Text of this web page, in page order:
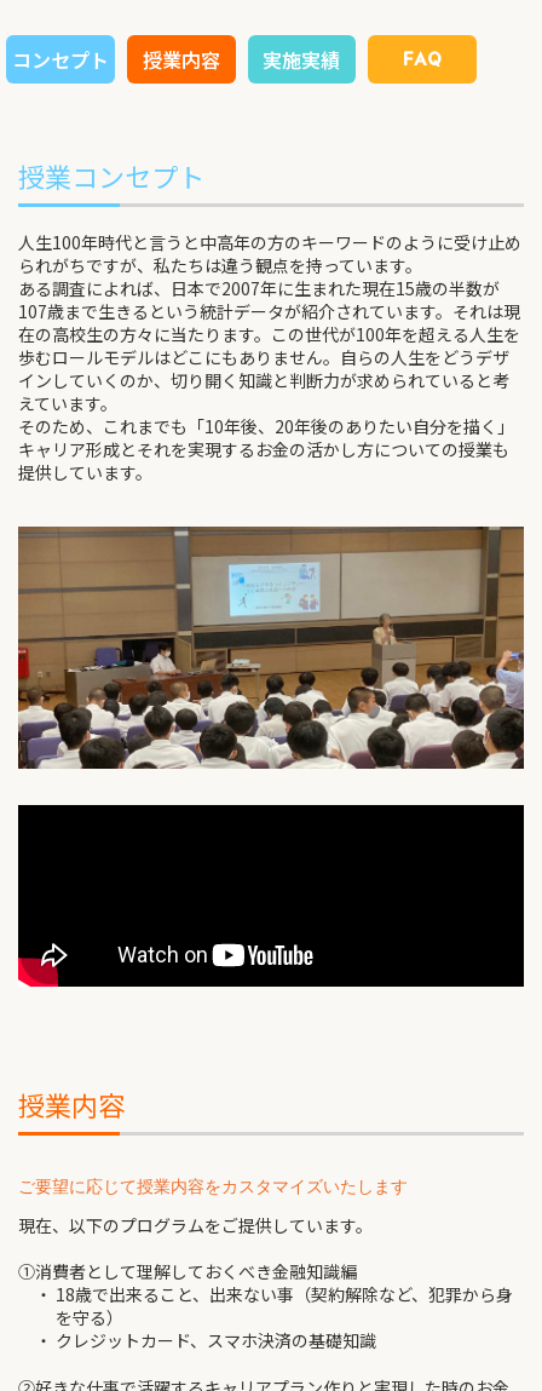
コンセプト 授業内容 実施実績 FAQ
授業コンセプト
人生100年時代と言うと中高年の方のキーワードのように受け止め
られがちですが、私たちは違う観点を持っています。
ある調査によれば、日本で2007年に生まれた現在15歳の半数が
107歳まで生きるという統計データが紹介されています。それは現
在の高校生の方々に当たります。この世代が100年を超える人生を
歩むロールモデルはどこにもありません。自らの人生をどうデザ
インしていくのか、切り開く知識と判断力が求められていると考
えています。
そのため、これまでも「10年後、20年後のありたい自分を描く」
キャリア形成とそれを実現するお金の活かし方についての授業も
提供しています。
授業内容
ご要望に応じて授業内容をカスタマイズいたします
現在、以下のプログラムをご提供しています。
①消費者として理解しておくべき金融知識編
・ 18歳で出来ること、出来ない事（契約解除など、犯罪から身
を守る）
・ クレジットカード、スマホ決済の基礎知識